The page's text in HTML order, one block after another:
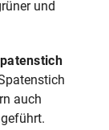
und
auch